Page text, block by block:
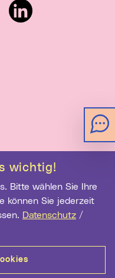
wichtig!
können Sie jederzeit
Datenschutz /
LinkedIn